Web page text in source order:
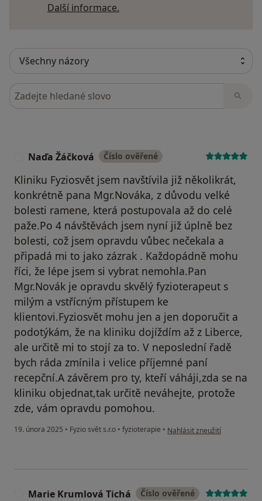
Další informace.
Hledejte v názorech
Naďa Žáčková Číslo ověřené
Kliniku Fyziosvět jsem navštívila již několikrát,
konkrétně pana Mgr.Nováka, z důvodu velké
bolesti ramene, která postupovala až do celé
paže.Po 4 návštěvách jsem nyní již úplně bez
bolesti, což jsem opravdu vůbec nečekala a
připadá mi to jako zázrak . Každopádně mohu
říci, že lépe jsem si vybrat nemohla.Pan
Mgr.Novák je opravdu skvělý fyzioterapeut s
milým a vstřícným přístupem ke
klientovi.Fyziosvět mohu jen a jen doporučit a
podotýkám, že na kliniku dojíždím až z Liberce,
ale určitě mi to stojí za to. V neposlední řadě
bych ráda zmínila i velice příjemné paní
recepční.A závěrem pro ty, kteří váháji,zda se na
kliniku objednat,tak určitě neváhejte, protože
zde, vám opravdu pomohou.
19. února 2025 • Fyzio svět s.r.o • fyzioterapie • podle názoru uživatele Naďa
Nahlásit zneužití
Marie Krumlová Tichá Číslo ověřené